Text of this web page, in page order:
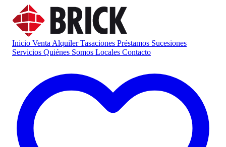
Inicio Venta AlquilerTasaciones Préstamos Sucesiones
Servicios Quiénes Somos Locales Contacto